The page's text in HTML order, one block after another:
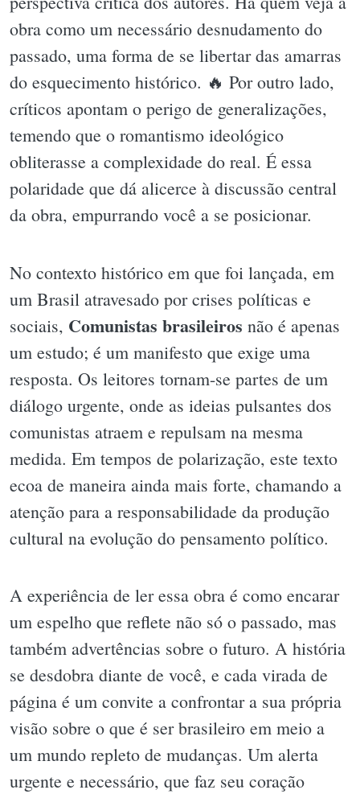
obra como um necessário desnudamento do
passado, uma forma de se libertar das amarras
do esquecimento histórico. 🔥 Por outro lado,
críticos apontam o perigo de generalizações,
temendo que o romantismo ideológico
obliterasse a complexidade do real. É essa
polaridade que dá alicerce à discussão central
da obra, empurrando você a se posicionar.
No contexto histórico em que foi lançada, em
um Brasil atravesado por crises políticas e
sociais, Comunistas brasileiros não é apenas
um estudo; é um manifesto que exige uma
resposta. Os leitores tornam-se partes de um
diálogo urgente, onde as ideias pulsantes dos
comunistas atraem e repulsam na mesma
medida. Em tempos de polarização, este texto
ecoa de maneira ainda mais forte, chamando a
atenção para a responsabilidade da produção
cultural na evolução do pensamento político.
A experiência de ler essa obra é como encarar
um espelho que reflete não só o passado, mas
também advertências sobre o futuro. A história
se desdobra diante de você, e cada virada de
página é um convite a confrontar a sua própria
visão sobre o que é ser brasileiro em meio a
um mundo repleto de mudanças. Um alerta
urgente e necessário, que faz seu coração